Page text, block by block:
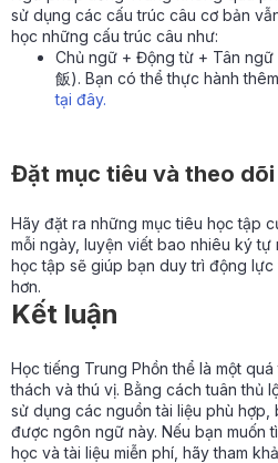
sử dụng các cấu trúc câu cơ bản
học những cấu trúc câu như:
Chủ ngữ + Động từ + Tân ngữ
飯). Bạn có thể thực hành
tại đây.
Đặt mục tiêu và theo
Hãy đặt ra những mục tiêu học tập
mỗi ngày, luyện viết bao nhiêu ký
học tập sẽ giúp bạn duy trì động
hơn.
Kết luận
Học tiếng Trung Phồn thể là một
thách và thú vị. Bằng cách tuân thủ
sử dụng các nguồn tài liệu phù hợp,
được ngôn ngữ này. Nếu bạn muốn
học và tài liệu miễn phí, hãy tham